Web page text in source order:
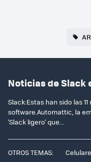
Noticias de Slack
Slack:Estas han sido las
software.Automattic, la
'Slack ligero' que...
OTROS TEMAS: